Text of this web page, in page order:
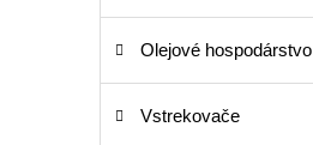
Olejové hospodárstvo
Vstrekovače